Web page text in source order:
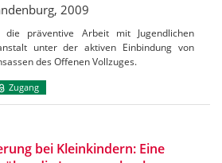
2009
präventive Arbeit mit Jugendlichen
unter der aktiven Einbindung von
des Offenen Vollzuges.
Zugang
bei Kleinkindern: Eine